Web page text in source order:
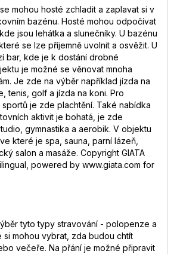
mohou hosté zchladit a zaplavat si v
bazénu. Hosté mohou odpočívat
jsou lehátka a slunečníky. U bazénu
se lze příjemně uvolnit a osvěžit. U
bar, kde je k dostání drobné
je možné se věnovat mnoha
Je zde na výběr například jízda na
tenis, golf a jízda na koni. Pro
je zde plachtění. Také nabídka
aktivit je bohatá, je zde
gymnastika a aerobik. V objektu
které je spa, sauna, parní lázeň,
salon a masáže. Copyright GIATA
powered by www.giata.com for
tyto typy stravování - polopenze a
si mohou vybrat, zda budou chtít
večeře. Na přání je možné připravit